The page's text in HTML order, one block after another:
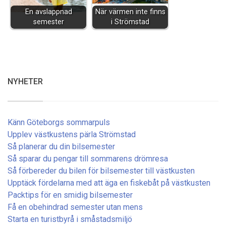
En avslappnad
semester
När värmen inte finns
i Strömstad
NYHETER
Känn Göteborgs sommarpuls
Upplev västkustens pärla Strömstad
Så planerar du din bilsemester
Så sparar du pengar till sommarens drömresa
Så förbereder du bilen för bilsemester till västkusten
Upptäck fördelarna med att äga en fiskebåt på västkusten
Packtips för en smidig bilsemester
Få en obehindrad semester utan mens
Starta en turistbyrå i småstadsmiljö